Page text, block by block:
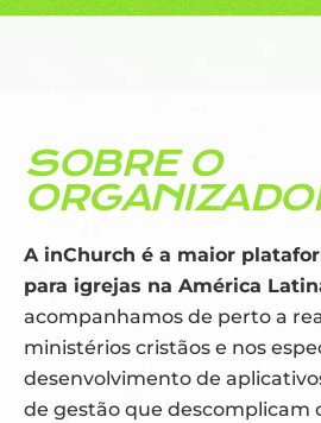
SOBRE O
A inChurch é a maior
para igrejas na América
acompanhamos de perto a
ministérios cristãos e nos
desenvolvimento de
de gestão que descomplicam